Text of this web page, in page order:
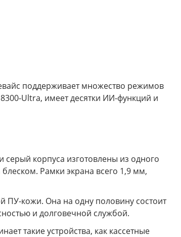
поддерживает множество режимов
Ultra, имеет десятки ИИ-функций и
серый корпуса изготовлены из одного
Рамки экрана всего 1,9 мм,
ПУ-кожи. Она на одну половину состоит
и долговечной службой.
такие устройства, как кассетные